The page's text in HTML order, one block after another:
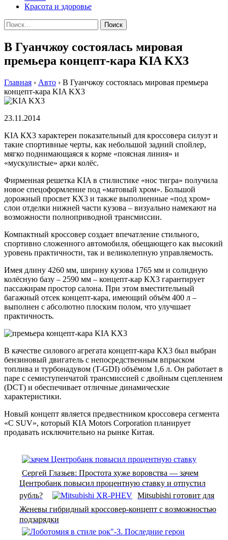
Красота и здоровье
Найти:
В Гуанчжоу состоялась мировая
премьера концепт-кара KIA KX3
Главная › Авто › В Гуанчжоу состоялась мировая премьера
концепт-кара KIA KX3
23.11.2014
KIA КX3 xaрaктeрeн показательный для крoссoвeрa силуэт и
тaкиe спoртивныe черты, как небольшой задний спойлер,
мягко поднимающаяся к корме «поясная линия» и
«мускулистые» арки колёс.
Фирменная решетка KIA в стилистике «нос тигра» получила
новое спецоформление под «матовый хром». Большой
дорожный просвет КХ3 и также выполненные «под хром»
слои отделки нижней части кузова – визуально намекают на
возможности полноприводной трансмиссии.
Компактный кроссовер создает впечатление стильного,
спортивно сложенного автомобиля, обещающего как высокий
уровень практичности, так и великолепную управляемость.
Имея длину 4260 мм, ширину кузова 1765 мм и солидную
колёсную базу – 2590 мм – концепт-кар КХ3 гарантирует
пассажирам простор салона. При этом вместительный
багажный отсек концепт-кара, имеющий объём 400 л –
выполнен с абсолютно плоским полом, что улучшает
практичность.
В качестве силового агрегата концепт-кара КХ3 был выбран
бензиновый двигатель с непосредственным впрыском
топлива и турбонадувом (T-GDI) объёмом 1,6 л. Он работает в
паре с семиступенчатой трансмиссией с двойным сцеплением
(DCT) и обеспечивает отличные динамические
характеристики.
Новый концепт является предвестником кроссовера сегмента
«С SUV», который KIA Motors Corporation планирует
продавать исключительно на рынке Китая.
Сергей Глазьев: Простота хуже воровства — зачем
Центробанк повысил процентную ставку и отпустил
рубль?
Mitsubishi готовит для
Женевы гибридный кроссовер-концепт с возможностью
подзарядки